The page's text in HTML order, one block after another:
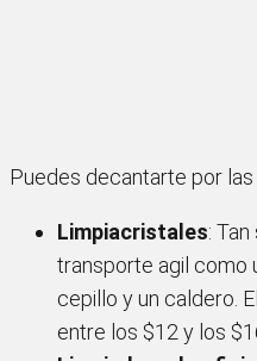
Puedes decantarte por
Limpiacristales:
transporte agil como
cepillo y un caldero.
entre los $12 y los